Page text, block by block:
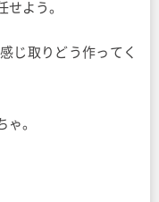
せよう。
じ取りどう作ってく
ゃ。